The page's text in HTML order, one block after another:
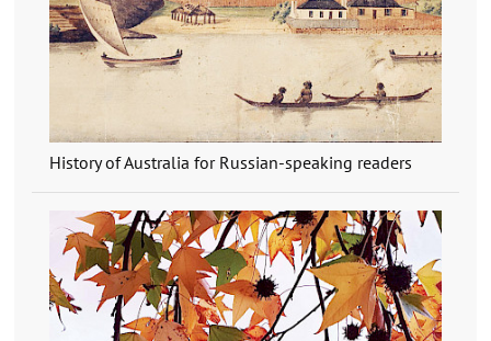
History of Australia for Russian-speaking readers